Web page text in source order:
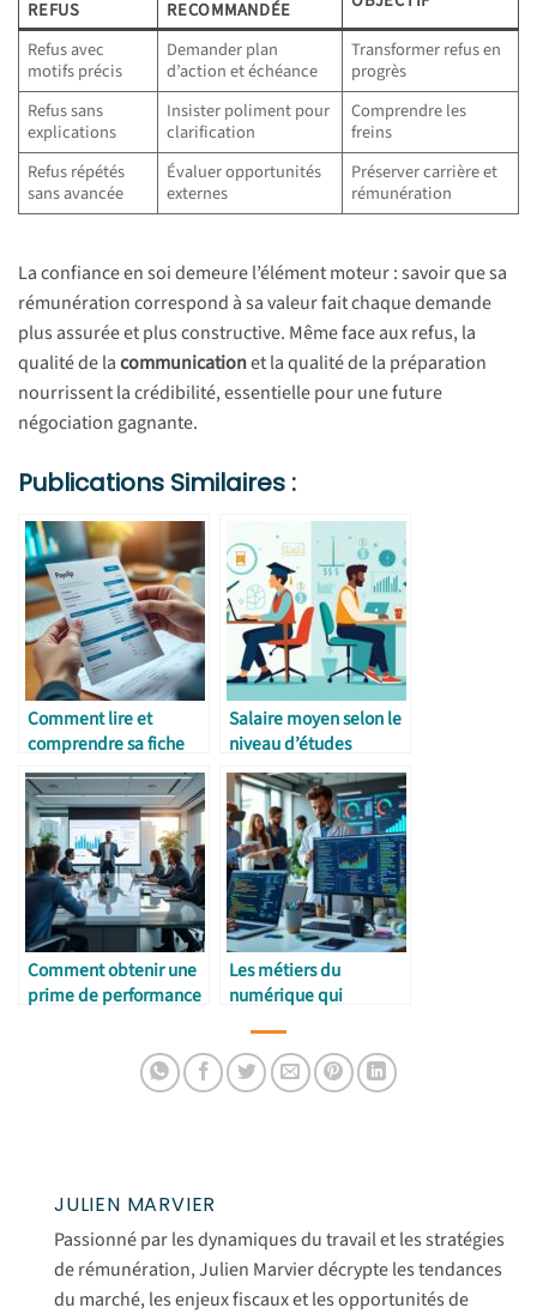
REFUS RECOMMANDÉE
Refus avec
motifs précis
Demander plan
d’action et échéance
Transformer refus en
progrès
Refus sans
explications
Insister poliment pour
clarification
Comprendre les
freins
Refus répétés
sans avancée
Évaluer opportunités
externes
Préserver carrière et
rémunération
La confiance en soi demeure l’élément moteur : savoir que sa
rémunération correspond à sa valeur fait chaque demande
plus assurée et plus constructive. Même face aux refus, la
qualité de lacommunicationet la qualité de la préparation
nourrissent la crédibilité, essentielle pour une future
négociation gagnante.
Publications Similaires :
Comment lire et
comprendre sa fiche
de paie
Salaire moyen selon le
niveau d’études
Comment obtenir une
prime de performance
Les métiers du
numérique qui
JULIEN MARVIER
Passionné par les dynamiques du travail et les stratégies
de rémunération, Julien Marvier décrypte les tendances
du marché, les enjeux fiscaux et les opportunités de